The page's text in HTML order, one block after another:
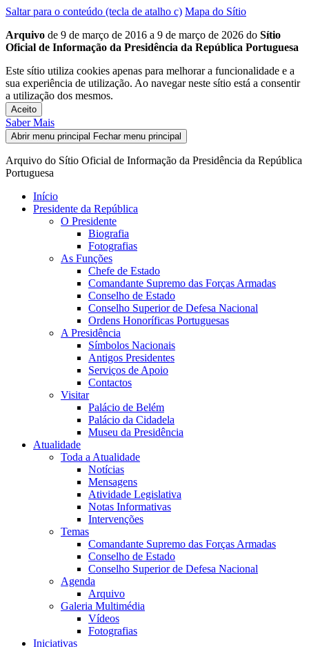
Saltar para o conteúdo (tecla de atalho c) Mapa do Sítio
Arquivo de 9 de março de 2016 a 9 de março de 2026 do Sítio
Oficial de Informação da Presidência da República Portuguesa
Este sítio utiliza cookies apenas para melhorar a funcionalidade e a
sua experiência de utilização. Ao navegar neste sítio está a consentir
a utilização dos mesmos.
Aceito
Saber Mais
Abrir menu principal Fechar menu principal
Arquivo do Sítio Oficial de Informação da Presidência da República
Portuguesa
Início
Presidente da República
O Presidente
Biografia
Fotografias
As Funções
Chefe de Estado
Comandante Supremo das Forças Armadas
Conselho de Estado
Conselho Superior de Defesa Nacional
Ordens Honoríficas Portuguesas
A Presidência
Símbolos Nacionais
Antigos Presidentes
Serviços de Apoio
Contactos
Visitar
Palácio de Belém
Palácio da Cidadela
Museu da Presidência
Atualidade
Toda a Atualidade
Notícias
Mensagens
Atividade Legislativa
Notas Informativas
Intervenções
Temas
Comandante Supremo das Forças Armadas
Conselho de Estado
Conselho Superior de Defesa Nacional
Agenda
Arquivo
Galeria Multimédia
Vídeos
Fotografias
Iniciativas